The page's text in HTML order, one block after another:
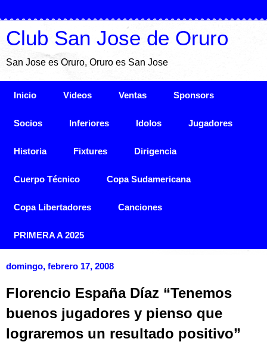
Club San Jose de Oruro
San Jose es Oruro, Oruro es San Jose
Inicio Videos Ventas Sponsors
Socios Inferiores Idolos Jugadores
Historia Fixtures Dirigencia
Cuerpo Técnico Copa Sudamericana
Copa Libertadores Canciones
PRIMERA A 2025
domingo, febrero 17, 2008
Florencio España Díaz “Tenemos
buenos jugadores y pienso que
lograremos un resultado positivo”